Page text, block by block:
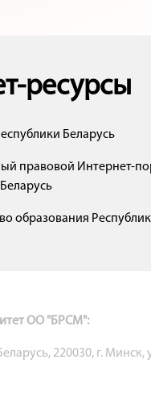
ресурсы
Беларусь
правовой Интернет-
образования
ОО "БРСМ":
220030, г. Минск,